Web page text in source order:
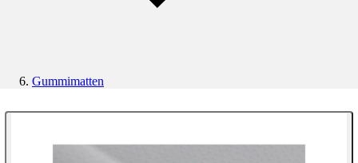
Gummimatten